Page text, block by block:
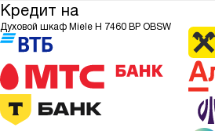
Кредит на
Духовой шкаф Miele H 7460 BP OBSW